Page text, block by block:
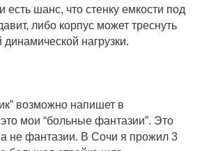
есть шанс, что стенку емкости под
либо корпус может треснуть
динамической нагрузки.
возможно напишет в
мои “больные фантазии”. Это
а не фантазии. В Сочи я прожил 3